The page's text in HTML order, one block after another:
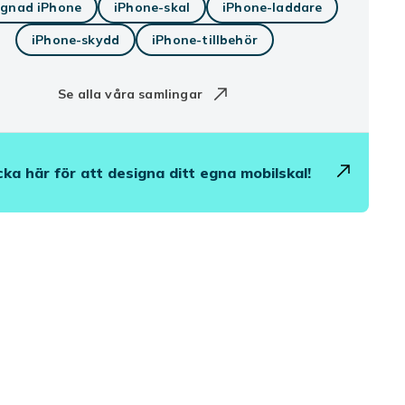
iPhone iPhone-skal
iPhone-laddare
iPhone-skydd
iPhone-tillbehör
Se alla våra samlingar
här för att designa ditt egna mobilskal!